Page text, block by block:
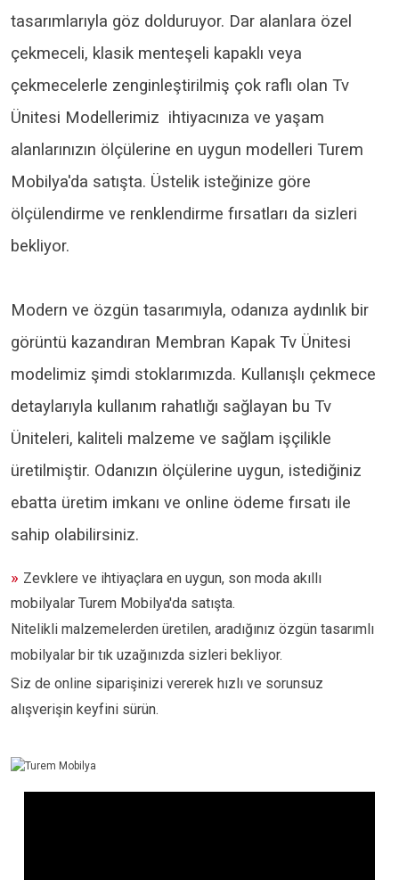
tasarımlarıyla göz dolduruyor. Dar alanlara özel
çekmeceli, klasik menteşeli kapaklı veya
çekmecelerle zenginleştirilmiş çok raflı olan Tv
Ünitesi Modellerimiz ihtiyacınıza ve yaşam
alanlarınızın ölçülerine en uygun modelleri Turem
Mobilya'da satışta. Üstelik isteğinize göre
ölçülendirme ve renklendirme fırsatları da sizleri
bekliyor.
Modern ve özgün tasarımıyla, odanıza aydınlık bir
görüntü kazandıran Membran Kapak Tv Ünitesi
modelimiz şimdi stoklarımızda. Kullanışlı çekmece
detaylarıyla kullanım rahatlığı sağlayan bu Tv
Üniteleri, kaliteli malzeme ve sağlam işçilikle
üretilmiştir. Odanızın ölçülerine uygun, istediğiniz
ebatta üretim imkanı ve online ödeme fırsatı ile
sahip olabilirsiniz.
» Zevklere ve ihtiyaçlara en uygun, son moda akıllı
mobilyalar Turem Mobilya'da satışta.
Nitelikli malzemelerden üretilen, aradığınız özgün tasarımlı
mobilyalar bir tık uzağınızda sizleri bekliyor.
Siz de online siparişinizi vererek hızlı ve sorunsuz
alışverişin keyfini sürün.